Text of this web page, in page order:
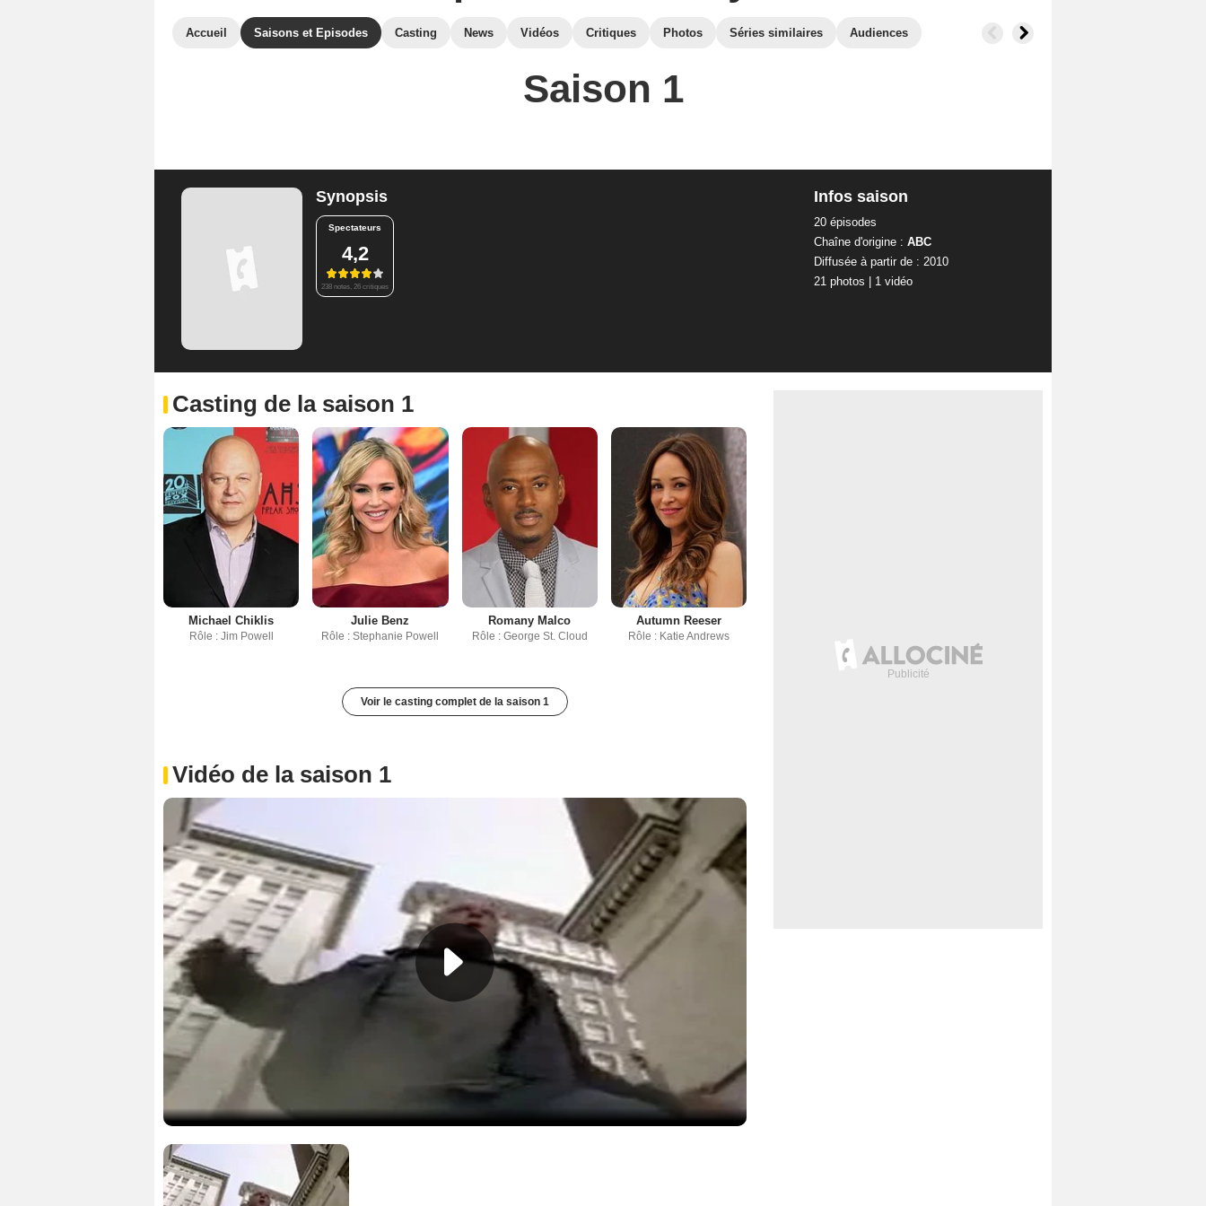
Accueil Saisons et Episodes Casting News Vidéos Critiques Photos Séries similaires Audiences
Saison 1
Synopsis
Spectateurs
4,2
238 notes, 26 critiques
Infos saison
20 épisodes
Chaîne d'origine : ABC
Diffusée à partir de : 2010
21 photos
1 vidéo
Casting de la saison 1
Michael Chiklis
Rôle : Jim Powell
Julie Benz
Rôle : Stephanie Powell
Romany Malco
Rôle : George St. Cloud
Autumn Reeser
Rôle : Katie Andrews
Voir le casting complet de la saison 1
Vidéo de la saison 1